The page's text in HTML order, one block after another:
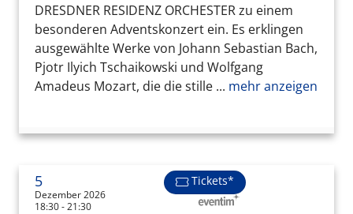
DRESDNER RESIDENZ ORCHESTER zu einem
besonderen Adventskonzert ein. Es erklingen
ausgewählte Werke von Johann Sebastian Bach,
Pjotr Ilyich Tschaikowski und Wolfgang
Amadeus Mozart, die die stille ... mehr anzeigen
5
Dezember 2026
18:30 - 21:30
Tickets*